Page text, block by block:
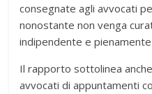
consegnate agli avvocati
nonostante non venga
indipendente e
Il rapporto sottolinea
avvocati di appuntamenti